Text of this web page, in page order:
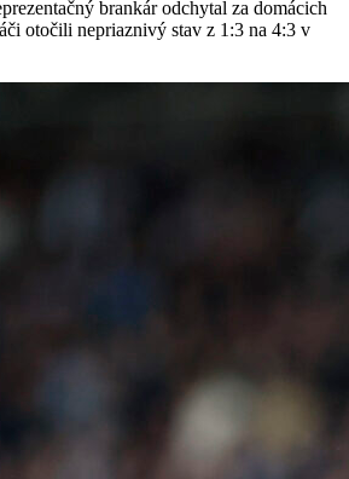
brankár odchytal za domácich
otočili nepriaznivý stav z 1:3 na 4:3 v